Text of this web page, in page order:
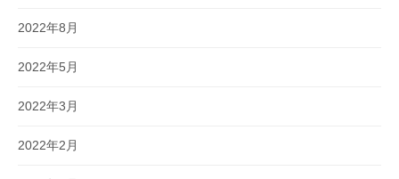
2022年8月
2022年5月
2022年3月
2022年2月